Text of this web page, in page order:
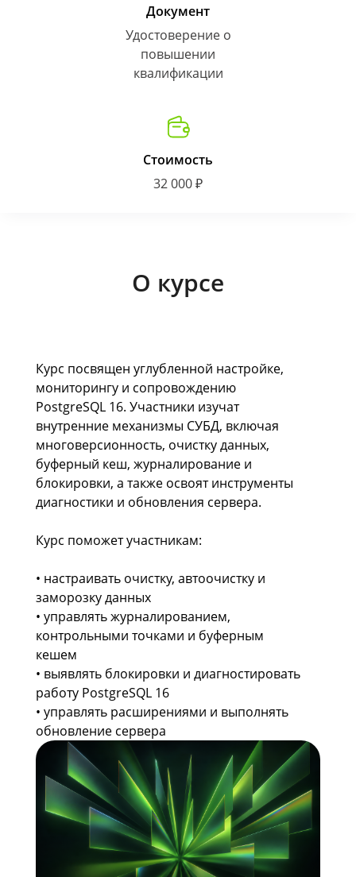
Документ
Удостоверение о
повышении
квалификации
Стоимость
32 000 ₽
О курсе
Курс посвящен углубленной настройке,
мониторингу и сопровождению
PostgreSQL 16. Участники изучат
внутренние механизмы СУБД, включая
многоверсионность, очистку данных,
буферный кеш, журналирование и
блокировки, а также освоят инструменты
диагностики и обновления сервера.
Курс поможет участникам:
• настраивать очистку, автоочистку и
заморозку данных
• управлять журналированием,
контрольными точками и буферным
кешем
• выявлять блокировки и диагностировать
работу PostgreSQL 16
• управлять расширениями и выполнять
обновление сервера